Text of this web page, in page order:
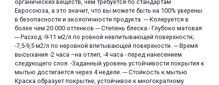
органических веществ, чем требуется по стандартам
Евросоюза, а это значит, что вы можете быть на 100% уверены
в безопасности и экологичности продукта. --- Колеруется в
более чем 20 000 оттенков --- Степень блеска - Глубоко матовая
--- Расход -9-11 м2/л по ровной невпитывающей поверхности;
-7,5-9,5 м2/л по неровной впитывающей поверхности. --- Время
высыхания -2 часа –на отлип, -4 часа - перед нанесением
следующего слоя. -Заданный уровень устойчивости покрытия к
мытью достигается через 4 недели. --- Стойкость к мытью
Краска образует покрытие, устойчивое к многократному